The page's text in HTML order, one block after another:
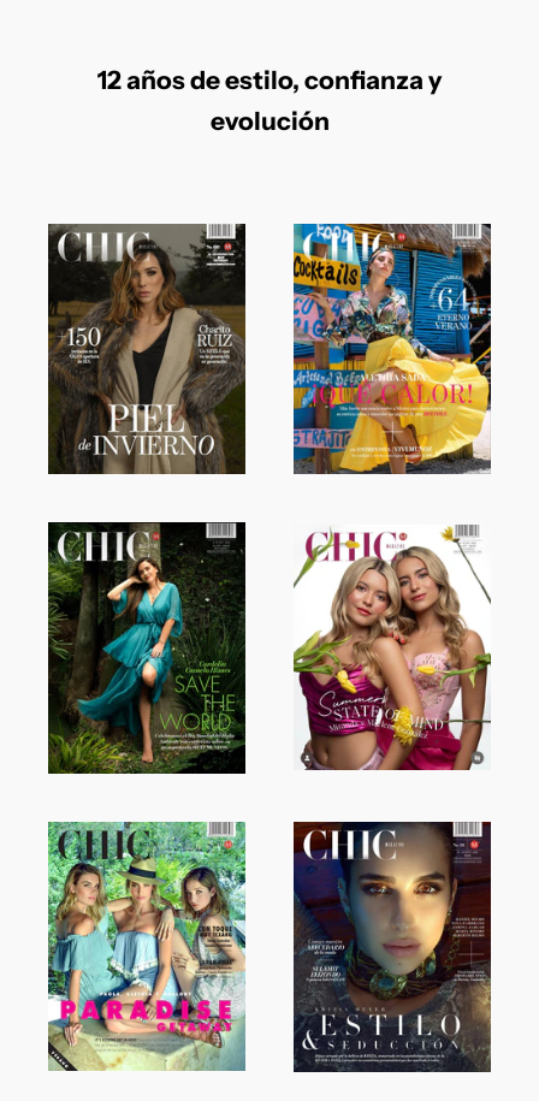
12 años de estilo, confianza y
evolución